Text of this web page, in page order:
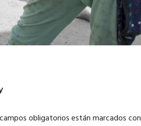
obligatorios están marcados con